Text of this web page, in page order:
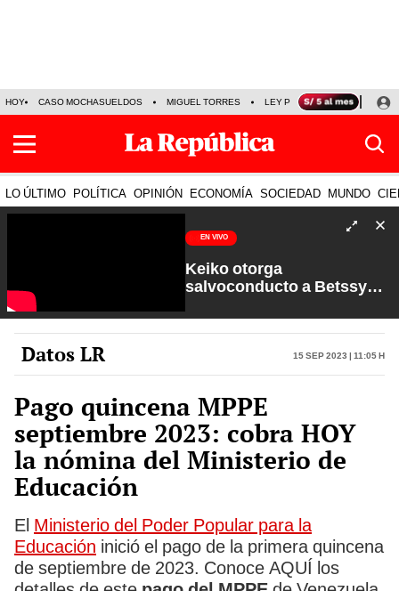
HOY CASO MOCHASUELDOS MIGUEL TORRES LEY PULPÍN PRECIO DEL
LO ÚLTIMO POLÍTICA OPINIÓN ECONOMÍA SOCIEDAD MUNDO
EN VIVO
Keiko otorga
salvoconducto a Betssy
Petroperú | Sin Guion con
Rosa María Palacios
Datos LR 15 Sep 2023 | 11:05 h
Pago quincena MPPE
septiembre 2023: cobra HOY
la nómina del Ministerio de
Educación
El Ministerio del Poder Popular para la
Educación inició el pago de la primera quincena
de septiembre de 2023. Conoce AQUÍ los